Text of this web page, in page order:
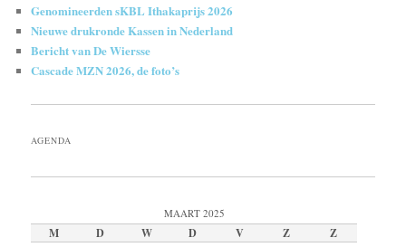
Genomineerden sKBL Ithakaprijs 2026
Nieuwe drukronde Kassen in Nederland
Bericht van De Wiersse
Cascade MZN 2026, de foto’s
AGENDA
MAART 2025
M D W D V Z Z